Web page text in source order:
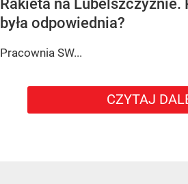
Rakieta na Lubelszczyźnie.
była odpowiednia?
Pracownia SW...
CZYTAJ